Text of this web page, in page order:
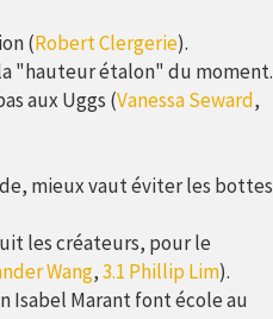
(Robert Clergerie).
"hauteur étalon" du moment.
aux Uggs (Vanessa Seward,
mieux vaut éviter les bottes
les créateurs, pour le
Wang,3.1 Phillip Lim).
Isabel Marant font école au